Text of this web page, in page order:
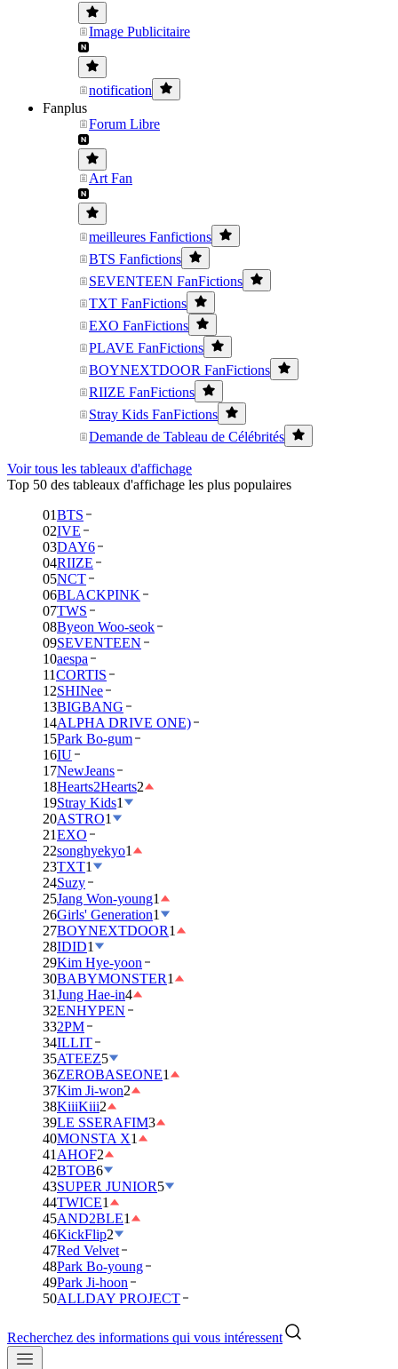
Image Publicitaire
notification
Fanplus
Forum Libre
Art Fan
meilleures Fanfictions
BTS Fanfictions
SEVENTEEN FanFictions
TXT FanFictions
EXO FanFictions
PLAVE FanFictions
BOYNEXTDOOR FanFictions
RIIZE FanFictions
Stray Kids FanFictions
Demande de Tableau de Célébrités
Voir tous les tableaux d'affichage
Top 50 des tableaux d'affichage les plus populaires
01BTS
02IVE
03DAY6
04RIIZE
05NCT
06BLACKPINK
07TWS
08Byeon Woo-seok
09SEVENTEEN
10aespa
11CORTIS
12SHINee
13BIGBANG
14ALPHA DRIVE ONE)
15Park Bo-gum
16IU
17NewJeans
18Hearts2Hearts2
19Stray Kids1
20ASTRO1
21EXO
22songhyekyo1
23TXT1
24Suzy
25Jang Won-young1
26Girls' Generation1
27BOYNEXTDOOR1
28IDID1
29Kim Hye-yoon
30BABYMONSTER1
31Jung Hae-in4
32ENHYPEN
332PM
34ILLIT
35ATEEZ5
36ZEROBASEONE1
37Kim Ji-won2
38KiiiKiii2
39LE SSERAFIM3
40MONSTA X1
41 AHOF2
42BTOB6
43SUPER JUNIOR5
44TWICE1
45AND2BLE1
46KickFlip2
47Red Velvet
48Park Bo-young
49Park Ji-hoon
50ALLDAY PROJECT
Recherchez des informations qui vous intéressent